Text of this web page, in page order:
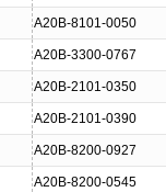
A20B-8101-0050
A20B-3300-0767
A20B-2101-0350
A20B-2101-0390
A20B-8200-0927
A20B-8200-0545